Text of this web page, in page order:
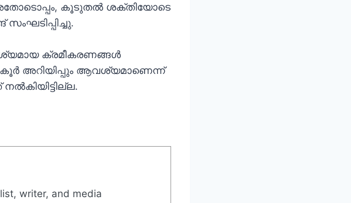
അതോടൊപ്പം, കൂടുതൽ ശക്തിയോടെ
ക്രമീകരണങ്ങൾ
അറിയിപ്പും ആവശ്യമാണെന്ന്
writer, and media